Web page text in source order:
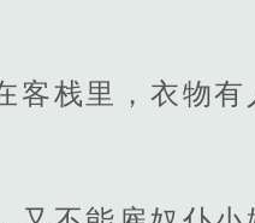
栈里，衣物有